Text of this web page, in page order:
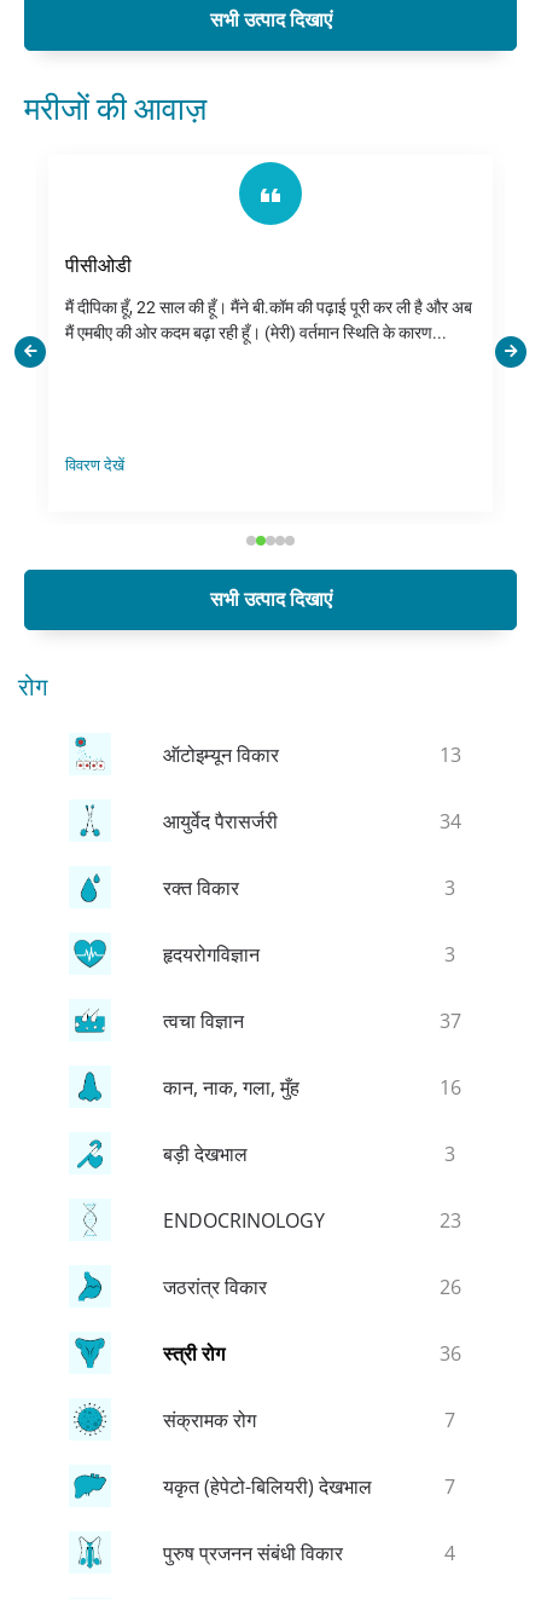
रोग
ऑटोइम्यून विकार 13
आयुर्वेद पैरासर्जरी 34
रक्त विकार 3
हृदयरोगविज्ञान 3
त्वचा विज्ञान 37
कान, नाक, गला, मुँह 16
बड़ी देखभाल 3
ENDOCRINOLOGY 23
जठरांत्र विकार 26
स्त्री रोग 36
संक्रामक रोग 7
यकृत (हेपेटो-बिलियरी) देखभाल 7
पुरुष प्रजनन संबंधी विकार 4
सभी उत्पाद दिखाएं
मरीजों की आवाज़
पीसीओडी
मैं दीपिका हूँ, 22 साल की हूँ। मैंने बी.कॉम की पढ़ाई पूरी कर ली है और अब
मैं एमबीए की ओर कदम बढ़ा रही हूँ। (मेरी) वर्तमान स्थिति के कारण...
विवरण देखें
सभी उत्पाद दिखाएं